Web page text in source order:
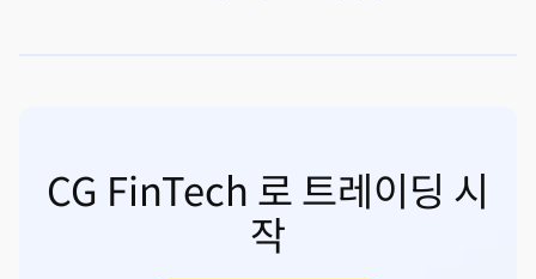
CG FinTech 로 트레이딩 시
작